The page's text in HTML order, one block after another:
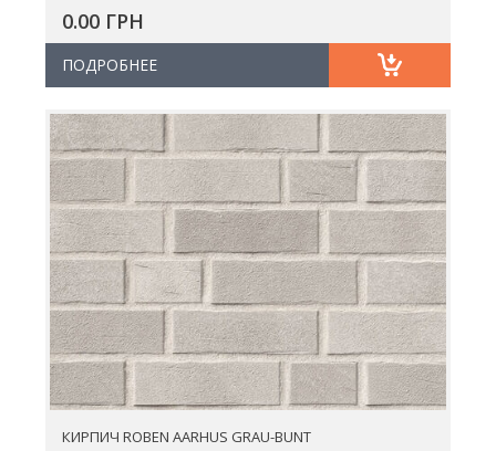
0.00 ГРН
ПОДРОБНЕЕ
КИРПИЧ ROBEN AARHUS GRAU-BUNT